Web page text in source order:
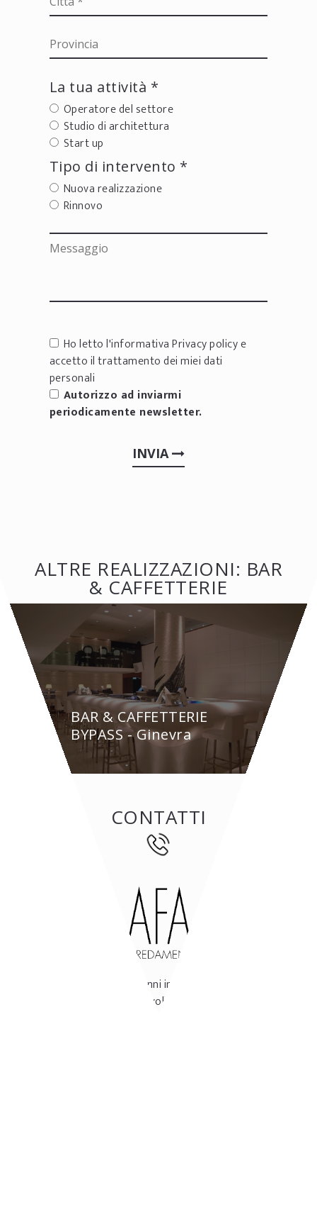
La tua attività *
Operatore del settore
Studio di architettura
Start up
Tipo di intervento *
Nuova realizzazione
Rinnovo
Ho letto l'informativaPrivacy policye
accetto il trattamento dei miei dati
personali
Autorizzo ad inviarmi
periodicamente newsletter.
INVIA
ALTRE REALIZZAZIONI: BAR
& CAFFETTERIE
BAR & CAFFETTERIE
BYPASS - Ginevra
CONTATTI
San Giovanni in Marignano
Via Tavollo, 540